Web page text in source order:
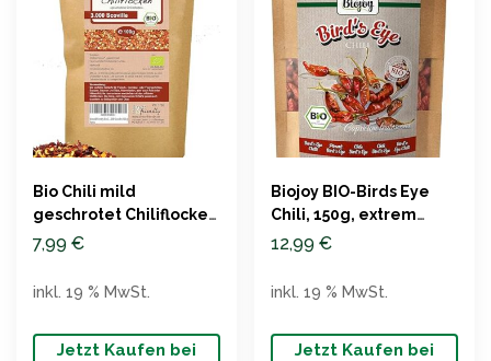
Bio Chili mild
geschrotet Chiliflocken
(100g)
7,99 €
Jetzt Kaufen bei
inkl. 19 % MwSt.
Biojoy BIO-Birds Eye
Chili, 150g, extrem
scharf
12,99 €
Jetzt Kaufen bei
inkl. 19 % MwSt.